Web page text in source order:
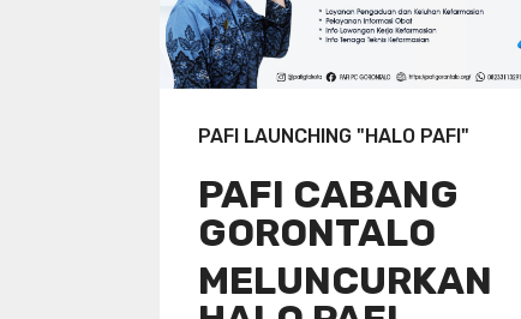
PAFI LAUNCHING "HALO PAFI"
PAFI CABANG
GORONTALO
MELUNCURKAN